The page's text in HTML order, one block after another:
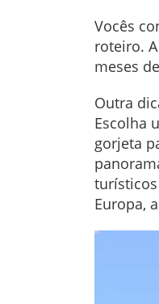
Vocês
roteiro.
meses
Outra
Escolha
gorjeta
Europa,